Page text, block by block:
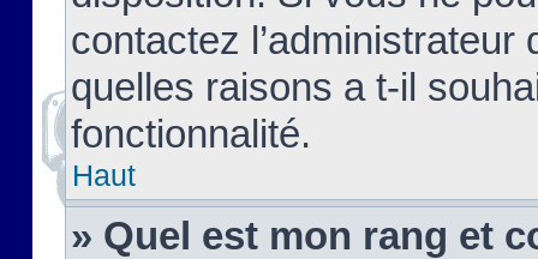
contactez
quelles raisons a t-il
fonctionnalité.
Haut
» Quel est mon rang et